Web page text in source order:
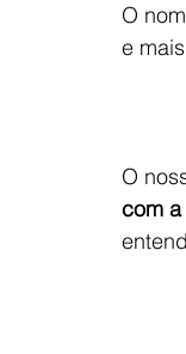
O
e
O
com